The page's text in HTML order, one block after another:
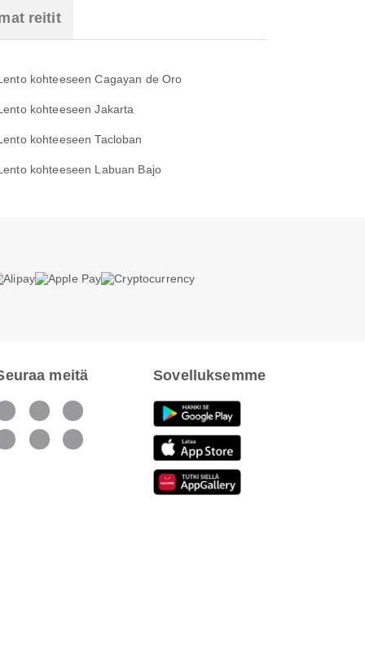
reitit
kohteeseen Cagayan de Oro
kohteeseen Jakarta
kohteeseen Tacloban
kohteeseen Labuan Bajo
meitä Sovelluksemme